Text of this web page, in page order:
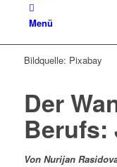
Menü
Bildquelle: Pixabay
Der
Berufs:
Von Nurijan